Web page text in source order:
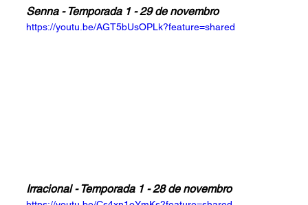
Senna - Temporada 1 - 29 de novembro
https://youtu.be/AGT5bUsOPLk?feature=shared
Irracional - Temporada 1 - 28 de novembro